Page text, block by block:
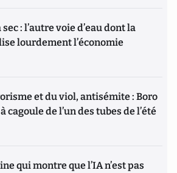
: l’autre voie d’eau dont la
lourdement l’économie
et du viol, antisémite : Boro
cagoule de l’un des tubes de l’été
qui montre que l’IA n’est pas